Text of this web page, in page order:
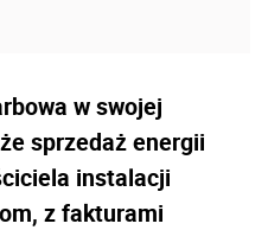
w swojej
sprzedaż energii
instalacji
z fakturami